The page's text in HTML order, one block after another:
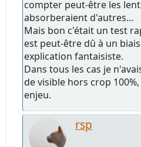
compter peut-être les
absorberaient d'autres...
Mais bon c'était un test
est peut-être dû à un
explication fantaisiste.
Dans tous les cas je
de visible hors crop
enjeu.
rsp